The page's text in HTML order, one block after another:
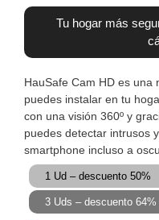
Tu hogar más
HauSafe Cam HD es una
puedes instalar en tu
con una visión 360º y
puedes detectar intrusos
smartphone incluso a
1 Ud – descuento 50%
3 Uds – descuento 64%